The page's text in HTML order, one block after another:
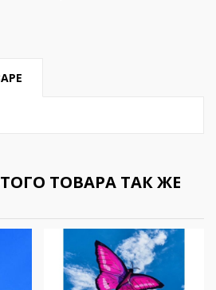
ТОВАРА ТАК ЖЕ